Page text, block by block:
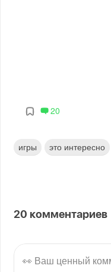
20
игры это интересно
20 комментариев